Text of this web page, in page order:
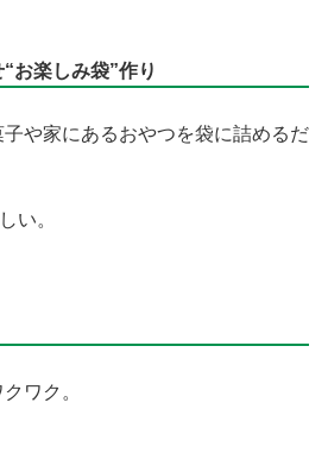
お楽しみ袋”作り
や家にあるおやつを袋に詰めるだ
い。
ワク。